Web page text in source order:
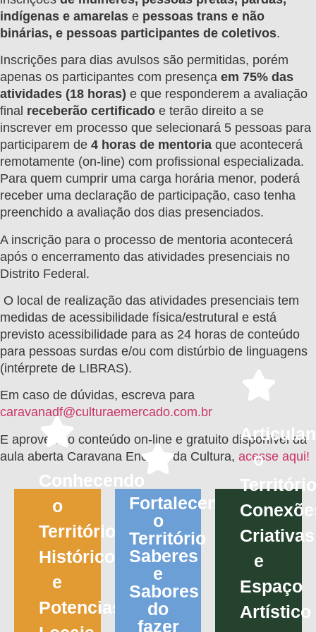
indígenas e amarelas e pessoas trans e não
binárias, e pessoas participantes de coletivos.
Inscrições para dias avulsos são permitidas, porém
apenas os participantes com presença em 75% das
atividades (18 horas) e que responderem a avaliação
final receberão certificado e terão direito a se
inscrever em processo que selecionará 5 pessoas para
participarem de 4 horas de mentoria que acontecerá
remotamente (on-line) com profissional especializada.
Para quem cumprir uma carga horária menor, poderá
receber uma declaração de participação, caso tenha
preenchido a avaliação dos dias presenciados.
A inscrição para o processo de mentoria acontecerá
após o encerramento das atividades presenciais no
Distrito Federal.
O local de realização das atividades presenciais tem
medidas de acessibilidade física/estrutural e está
previsto acessibilidade para as 24 horas de conteúdo
para pessoas surdas e/ou com distúrbio de linguagens
(intérprete de LIBRAS).
Em caso de dúvidas, escreva para
caravanadf@culturaemercado.com.br
E aproveite o conteúdo on-line e gratuito disponível da
aula aberta Caravana Energia da Cultura, acesse aqui!
Conhecendo
o
Território
Histórico
e
Potencias
Tripé
(Ana
Quintas,
Gustavo
Haeser
e
João
Pedreira)
Fortalecendo
o
Território
Saberes
e
Sabores
do
fazer
Kazumi
e
Larissa
Biasoli
o
Criativas
e
Espaço
Artístico
dos
Fillipe
Costta
e